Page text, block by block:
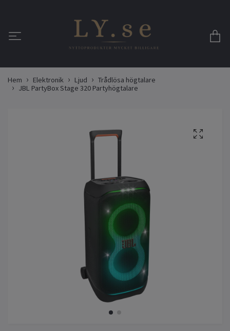
Hem Elektronik Ljud
Trådlösa högtalare
JBL PartyBox Stage 320 Partyhögtalare